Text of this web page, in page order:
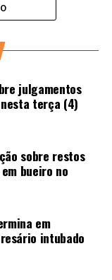
julgamentos
terça (4)
sobre restos
bueiro no
em
intubado